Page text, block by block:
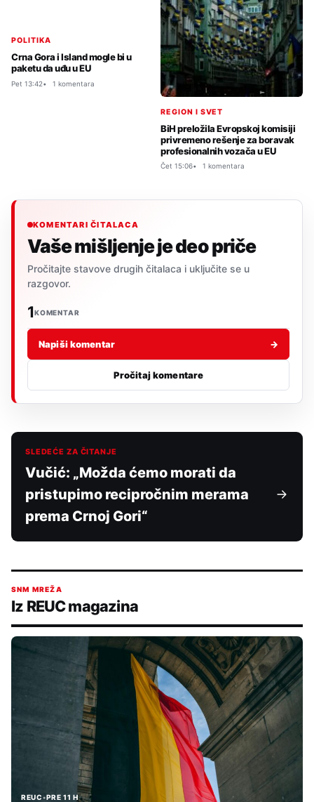
POLITIKA
Crna Gora i Island mogle bi u
paketu da uđu u EU
Pet 13:42 1 komentara
REGION I SVET
BiH preložila Evropskoj komisiji
privremeno rešenje za boravak
profesionalnih vozača u EU
Čet 15:06 1 komentara
KOMENTARI ČITALACA
Vaše mišljenje je deo priče
Pročitajte stavove drugih čitalaca i uključite se u
razgovor.
1KOMENTAR
Napiši komentar →
Pročitaj komentare
SLEDEĆE ZA ČITANJE
Vučić: „Možda ćemo morati da
pristupimo recipročnim merama
prema Crnoj Gori“
SNM MREŽA
Iz REUC magazina
REUC•PRE 11 H